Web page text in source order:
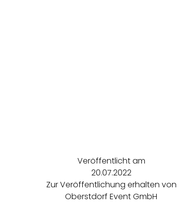
Veröffentlicht am
20.07.2022
Zur Veröffentlichung erhalten von
Oberstdorf Event GmbH